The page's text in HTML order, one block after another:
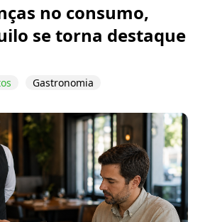
no consumo,
se torna destaque
Gastronomia